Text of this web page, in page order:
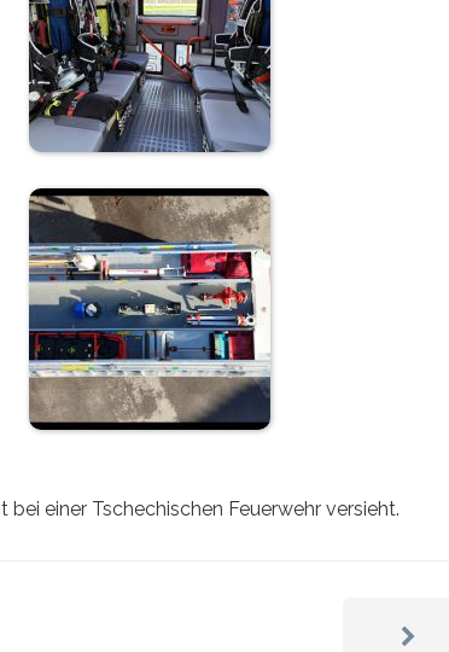
einer Tschechischen Feuerwehr versieht.